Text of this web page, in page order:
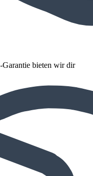
bieten wir dir